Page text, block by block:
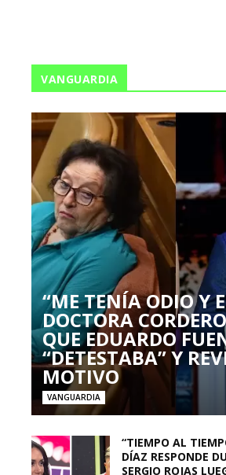
VANGUARDIA
“ME TENÍA ODIO Y
DOCTORA
QUE EDUARDO
“DETESTABA” Y
MOTIVO
VANGUARDIA
“TIEMPO AL
DÍAZ RESPONDE
SERGIO ROJAS